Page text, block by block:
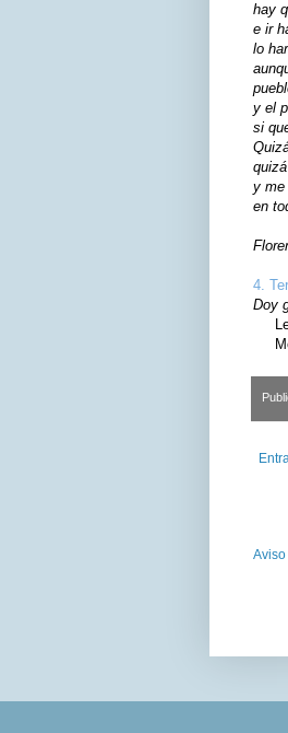
hay
e ir
lo
y el
si
y me
en
4.
Doy
Le
Me